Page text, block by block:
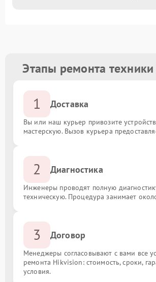
Этапы ремонта
1 Доставка
Вы или наш курьер привозите
мастерскую. Вызов курьера
2 Диагностика
Инженеры проводят полную
техническую. Процедура занимает
3 Договор
Менеджеры согласовывают с вами все
ремонта Hikvision: стоимость, сроки,
условия.